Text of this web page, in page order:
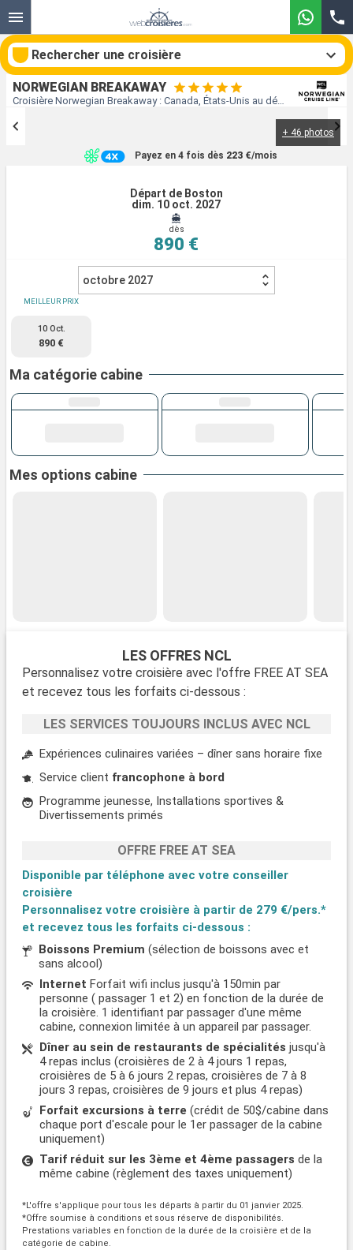
Croisière Norwegian Breakaway : Canada, États-Unis au départ de Boston
NORWEGIAN BREAKAWAY
+ 46 photos
Départ de Boston
dim. 10 oct. 2027
dès
890 €
Payez en 4 fois dès 223 €/mois
octobre 2027
MEILLEUR PRIX
10 Oct.
890 €
Ma catégorie cabine
Mes options cabine
LES OFFRES NCL
Personnalisez votre croisière avec l'offre FREE AT SEA
et recevez tous les forfaits ci-dessous :
LES SERVICES TOUJOURS INCLUS AVEC NCL
Expériences culinaires variées – dîner sans horaire fixe
Service client francophone à bord
Programme jeunesse, Installations sportives &
Divertissements primés
OFFRE FREE AT SEA
Disponible par téléphone avec votre conseiller
croisière
Personnalisez votre croisière à partir de 279 €/pers.*
et recevez tous les forfaits ci-dessous :
Boissons Premium (sélection de boissons avec et
sans alcool)
Internet Forfait wifi inclus jusqu'à 150min par
personne ( passager 1 et 2) en fonction de la durée de
la croisière. 1 identifiant par passager d'une même
cabine, connexion limitée à un appareil par passager.
Dîner au sein de restaurants de spécialités jusqu'à
4 repas inclus (croisières de 2 à 4 jours 1 repas,
croisières de 5 à 6 jours 2 repas, croisières de 7 à 8
jours 3 repas, croisières de 9 jours et plus 4 repas)
Forfait excursions à terre (crédit de 50$/cabine dans
chaque port d'escale pour le 1er passager de la cabine
uniquement)
Tarif réduit sur les 3ème et 4ème passagers de la
même cabine (règlement des taxes uniquement)
*L'offre s'applique pour tous les départs à partir du 01 janvier 2025.
*Offre soumise à conditions et sous réserve de disponibilités.
Prestations variables en fonction de la durée de la croisière et de la
catégorie de cabine.
Rechercher une croisière
Rechercher